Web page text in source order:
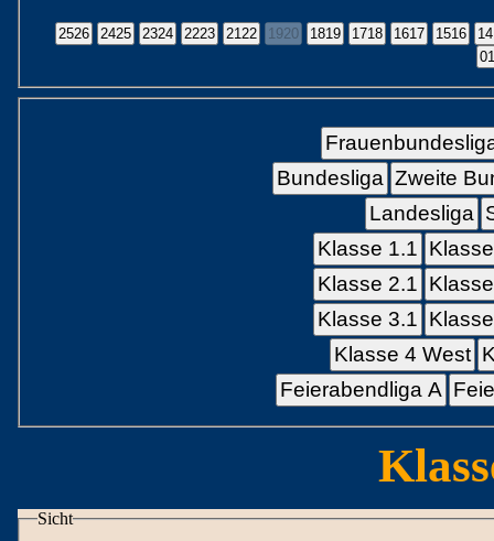
Bundesliga Zweite
Landesliga
Klasse 1.1
Klasse 2.1
Klasse 3.1
Klasse 4 West
Feierabendliga A
Sicht